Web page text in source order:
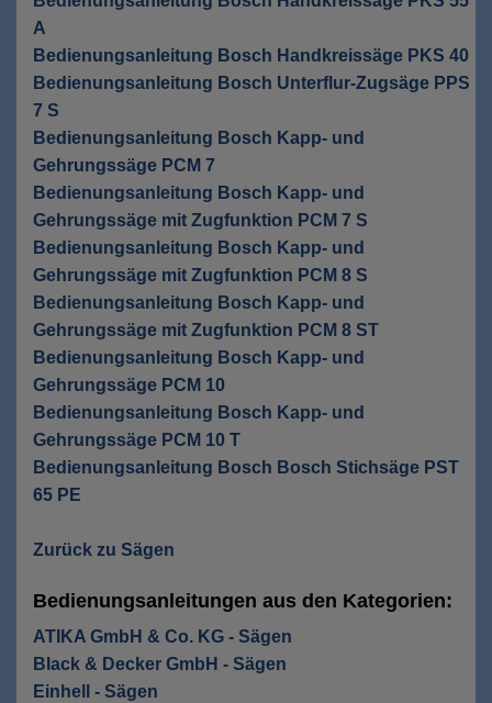
A
Bedienungsanleitung Bosch Handkreissäge PKS 40
Bedienungsanleitung Bosch Unterflur-Zugsäge PPS
7 S
Bedienungsanleitung Bosch Kapp- und
Gehrungssäge PCM 7
Bedienungsanleitung Bosch Kapp- und
Gehrungssäge mit Zugfunktion PCM 7 S
Bedienungsanleitung Bosch Kapp- und
Gehrungssäge mit Zugfunktion PCM 8 S
Bedienungsanleitung Bosch Kapp- und
Gehrungssäge mit Zugfunktion PCM 8 ST
Bedienungsanleitung Bosch Kapp- und
Gehrungssäge PCM 10
Bedienungsanleitung Bosch Kapp- und
Gehrungssäge PCM 10 T
Bedienungsanleitung Bosch Bosch Stichsäge PST
65 PE
Zurück zu Sägen
Bedienungsanleitungen aus den Kategorien:
ATIKA GmbH & Co. KG - Sägen
Black & Decker GmbH - Sägen
Einhell - Sägen